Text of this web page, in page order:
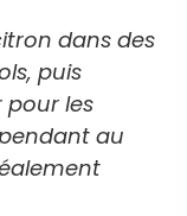
dans des
puis
pour les
au